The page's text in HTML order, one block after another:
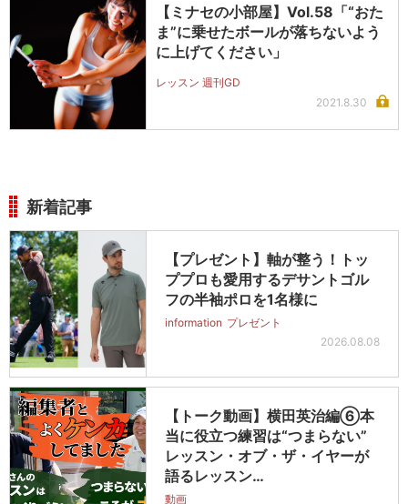
【ミナセの小部屋】Vol.58「“おた
ま”に乗せたボールが落ちないよう
に上げてください」
レッスン 週刊GD
2021.8.30
新着記事
【プレゼント】軸が整う！トッ
ププロも愛用するデサントゴル
フの半袖ポロを1名様に
information プレゼント
2026.08.08
【トーク動画】横田英治編⑥本
当に役立つ練習は“つまらない”
レッスン・オブ・ザ・イヤーが
語るレッスン…
動画